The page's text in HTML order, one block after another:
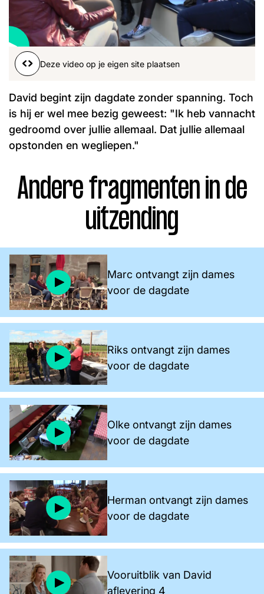
Word lid
John Julius Martijn
Nieuws Nieuwsbrief
Uitzendingen
Deze video op je eigen site plaatsen
David begint zijn dagdate zonder spanning. Toch
is hij er wel mee bezig geweest: "Ik heb vannacht
gedroomd over jullie allemaal. Dat jullie allemaal
opstonden en wegliepen."
Andere fragmenten in de
uitzending
Marc ontvangt zijn dames
voor de dagdate
Riks ontvangt zijn dames
voor de dagdate
Olke ontvangt zijn dames
voor de dagdate
Herman ontvangt zijn dames
voor de dagdate
Vooruitblik van David
aflevering 4